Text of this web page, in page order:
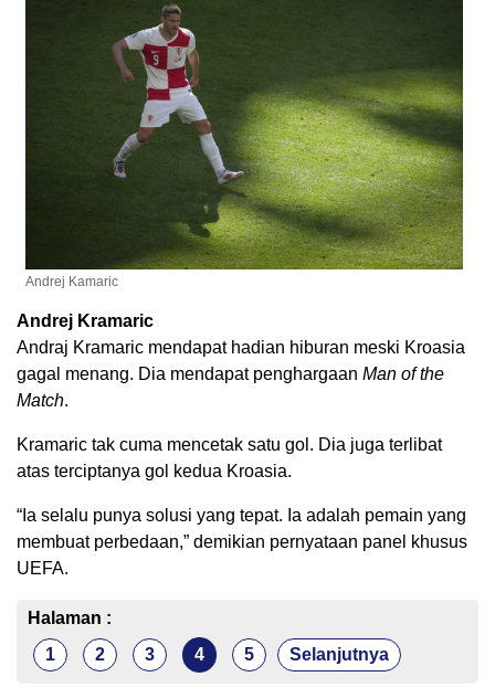
Andrej Kamaric
Andrej Kramaric
Andraj Kramaric mendapat hadian hiburan meski Kroasia
gagal menang. Dia mendapat penghargaan Man of the
Match.
Kramaric tak cuma mencetak satu gol. Dia juga terlibat
atas terciptanya gol kedua Kroasia.
“Ia selalu punya solusi yang tepat. Ia adalah pemain yang
membuat perbedaan,” demikian pernyataan panel khusus
UEFA.
Halaman :
1
2 3 4 5 Selanjutnya